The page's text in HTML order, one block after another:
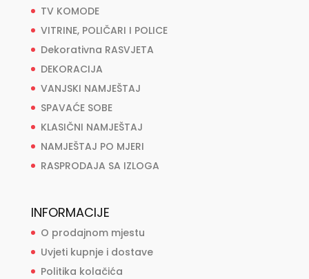
TV KOMODE
VITRINE, POLIČARI I POLICE
Dekorativna RASVJETA
DEKORACIJA
VANJSKI NAMJEŠTAJ
SPAVAĆE SOBE
KLASIČNI NAMJEŠTAJ
NAMJEŠTAJ PO MJERI
RASPRODAJA SA IZLOGA
INFORMACIJE
O prodajnom mjestu
Uvjeti kupnje i dostave
Politika kolačića